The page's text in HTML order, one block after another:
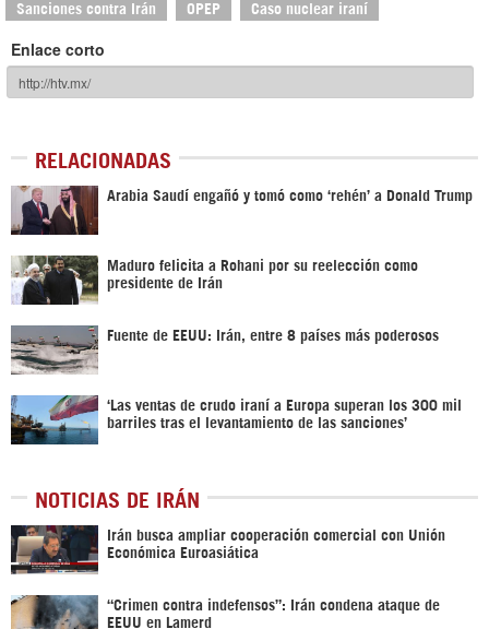
Sanciones contra Irán OPEP Caso nuclear iraní
Enlace corto
RELACIONADAS
Arabia Saudí engañó y tomó como ‘rehén’ a Donald Trump
Maduro felicita a Rohani por su reelección como
presidente de Irán
Fuente de EEUU: Irán, entre 8 países más poderosos
‘Las ventas de crudo iraní a Europa superan los 300 mil
barriles tras el levantamiento de las sanciones’
NOTICIAS DE IRÁN
Irán busca ampliar cooperación comercial con Unión
Económica Euroasiática
“Crimen contra indefensos”: Irán condena ataque de
EEUU en Lamerd